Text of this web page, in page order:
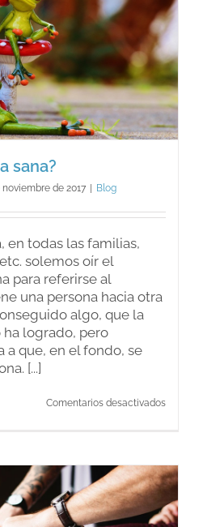
sana?
noviembre de 2017 | Blog
en todas las familias,
solemos oír el
para referirse al
una persona hacia otra
algo, que la
ha logrado, pero
a que, en el fondo, se
[...]
Comentarios desactivadosen